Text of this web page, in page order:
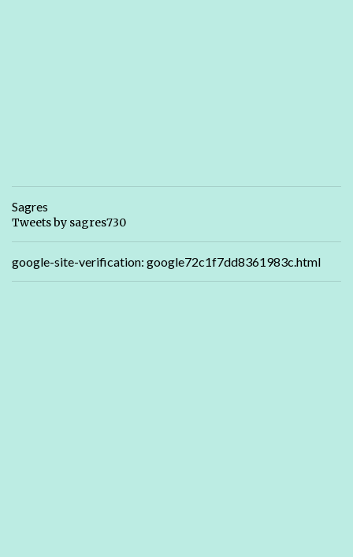
Sagres
Tweets by sagres730
google-site-verification: google72c1f7dd8361983c.html